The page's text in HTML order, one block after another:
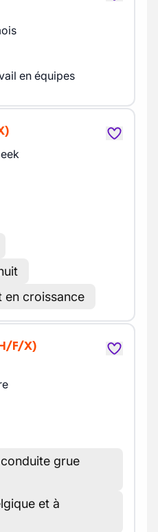
en équipes
en croissance
F/X)
grue
et à